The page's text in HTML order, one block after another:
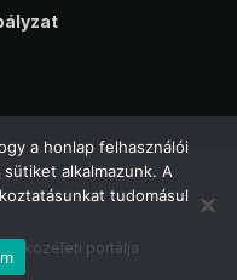
közéleti portálja
a honlap felhasználói
alkalmazunk. A
tudomásul